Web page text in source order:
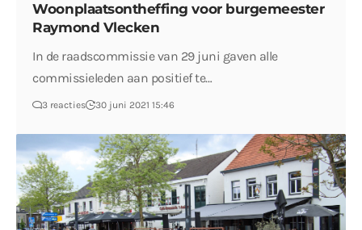
Woonplaatsontheffing voor burgemeester
Raymond Vlecken
In de raadscommissie van 29 juni gaven alle
commissieleden aan positief te…
3 reacties 30 juni 2021 15:46